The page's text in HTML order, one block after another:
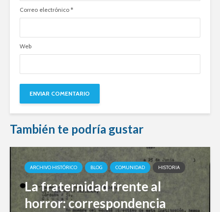
Correo electrónico *
Web
También te podría gustar
ARCHIVO HISTÓRICO BLOG COMUNIDAD HISTORIA
La fraternidad frente al
horror: correspondencia